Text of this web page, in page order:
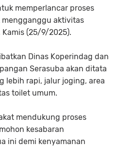
memperlancar proses
aktivitas
Kamis (25/9/2025).
Dinas Koperindag dan
Serasuba akan ditata
lebih rapi, jalur joging, area
toilet umum.
mendukung proses
kesabaran
ini demi kenyamanan